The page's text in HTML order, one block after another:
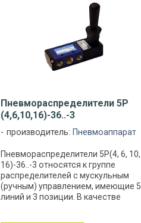
Пневмораспределители 5Р
(4,6,10,16)-36..-3
производитель: Пневмоаппарат
Пневмораспределители 5Р(4, 6, 10,
16)-36..-3 относятся к группе
распределителей с мускульным
(ручным) управлением, имеющие 5
линий и 3 позиции. В качестве